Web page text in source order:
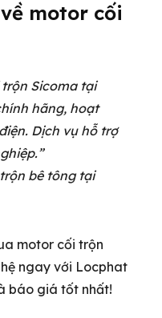
motor cối
Sicoma tại
hãng, hoạt
Dịch vụ hỗ trợ
bê tông tại
motor cối trộn
ngay với Locphat
báo giá tốt nhất!